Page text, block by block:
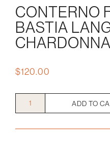
CONTERNO
BASTIA
$120.00
ADD TO